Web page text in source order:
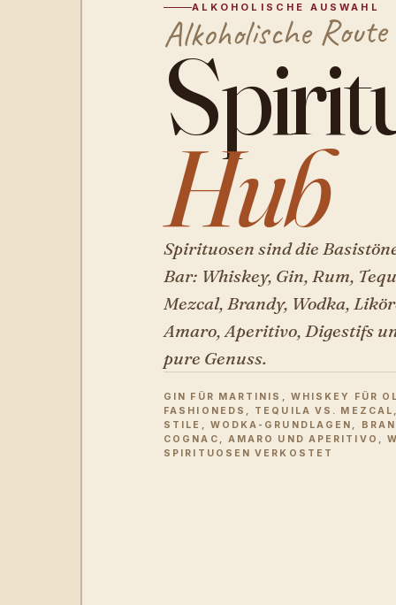
ALKOHOLISCHE AUSWAHL
Alkoholische Route
Hub
Spirituosen sind die
Bar: Whiskey, Gin, Rum,
Mezcal, Brandy, Wodka,
Amaro, Aperitivo, Digestifs
pure Genuss.
GIN FÜR MARTINIS, WHISKEY FÜR
FASHIONEDS, TEQUILA VS.
STILE, WODKA-GRUNDLAGEN,
COGNAC, AMARO UND APERITIVO,
SPIRITUOSEN VERKOSTET